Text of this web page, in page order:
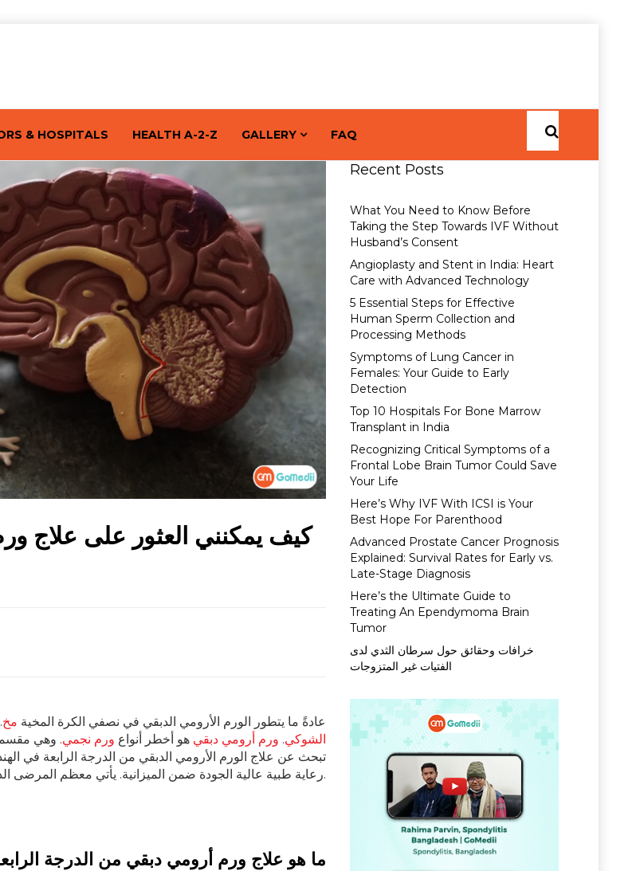
& HOSPITALS HEALTH A-2-Z GALLERY FAQ
كيف يمكنني العثور على علاج
عادةً ما يتطور الورم الأرومي الدبقي في نصفي الكرة المخية مخ
الشوكي. ورم أرومي دبقي هو أخطر أنواع ورم نجمي
تبحث عن علاج الورم الأرومي الدبقي من الدرجة الرابعة في
رعاية طبية عالية الجودة ضمن الميزانية. يأتي معظم المرضى الدوليين إلى الهند لتلقي العلاج الطبي.
ما هو علاج ورم أرومي دبقي من الدرجة
Recent Posts
What You Need to Know Before
Taking the Step Towards IVF Without
Husband’s Consent
Angioplasty and Stent in India: Heart
Care with Advanced Technology
5 Essential Steps for Effective
Human Sperm Collection and
Processing Methods
Symptoms of Lung Cancer in
Females: Your Guide to Early
Detection
Top 10 Hospitals For Bone Marrow
Transplant in India
Recognizing Critical Symptoms of a
Frontal Lobe Brain Tumor Could Save
Your Life
Here’s Why IVF With ICSI is Your
Best Hope For Parenthood
Advanced Prostate Cancer Prognosis
Explained: Survival Rates for Early vs.
Late-Stage Diagnosis
Here’s the Ultimate Guide to
Treating An Ependymoma Brain
Tumor
خرافات وحقائق حول سرطان الثدي لدى
الفتيات غير المتزوجات